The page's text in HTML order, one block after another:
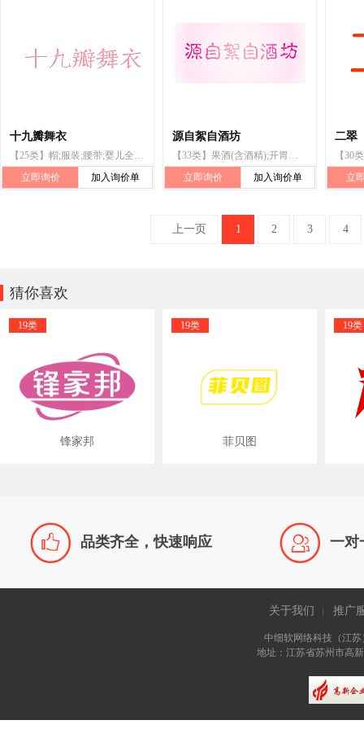
十九瓣舞衣
【25类】帽;服装;腰带;婴儿全套衣;袜;手套（服装）;鞋;围巾;鞋（脚上的穿着物）;婚纱
立即询价
加入询价单
源自絮自酒坊
【33类】果酒(含酒精);开胃酒;葡萄酒;蜂蜜酒;白兰地;威士忌;米酒;白酒;青稞酒;黄酒
立即询价
加入询价单
二翠
立
上一页 1 2 3 4
猜你喜欢
19类
锋家邦
19类
菲贝图
19类
 品类齐全，快速响应  一对
关于我们 推广
中细软网络科技（江
地址：江苏省苏州市高